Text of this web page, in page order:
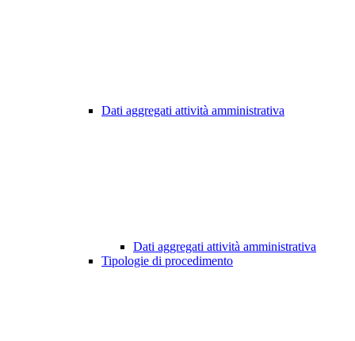
Dati aggregati attività amministrativa
Dati aggregati attività amministrativa
Tipologie di procedimento